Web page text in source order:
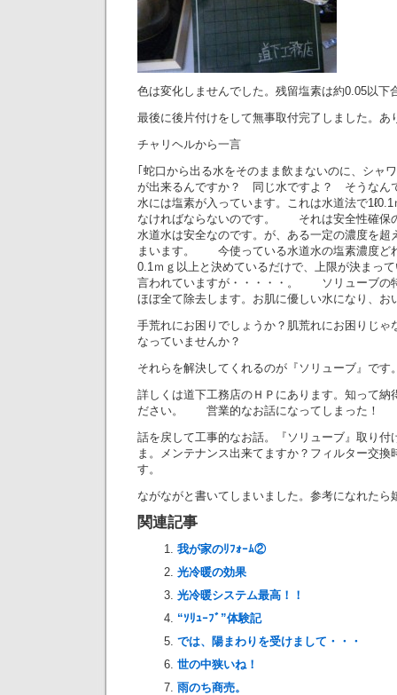
色は変化しませんでした。残留塩素は約0.05以下
最後に後片付けをして無事取付完了しました。あ
チャリヘルから一言
｢蛇口から出る水をそのまま飲まないのに、シャ
が出来るんですか？ 同じ水ですよ？ そうなん
水には塩素が入っています。これは水道法で
なければならないのです。 それは 安全性確保
水道水は安全なのです。が、ある一定の濃度を超
まいます。 今使っている水道水の塩素濃度ど
0.1ｍｇ以上と決めているだけで、上限が決まっ
言われていますが・・・・・。 ソリューブの
ほぼ全て除去します。お肌に優しい水になり、お
手荒れにお困りでしょうか？肌荒れにお困りじゃ
なっていませんか？
それらを解決してくれるのが『ソリューブ』です
詳しくは道下工務店のＨＰにあります。知って納
ださい。 営業的なお話になってしまった！
話を戻して工事的なお話。『ソリューブ』取り付
ま。メンテナンス出来てますか？フィルター交換
す。
ながながと書いてしまいました。参考になれたら
関連記事
我が家のﾘﾌｫｰﾑ②
光冷暖の効果
光冷暖システム最高！！
“ｿﾘｭｰﾌﾞ”体験記
では、陽まわりを受けまして・・・
世の中狭いね！
雨のち商売。